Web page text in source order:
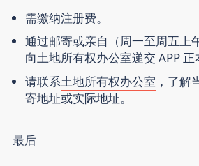
需缴纳注册费。
通过邮寄或亲自（周一至周五上
向土地所有权办公室递交 APP 正
请联系土地所有权办公室 ，了解
寄地址或实际地址。
最后